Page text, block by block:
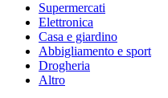
Supermercati
Elettronica
Casa e giardino
Abbigliamento e sport
Drogheria
Altro